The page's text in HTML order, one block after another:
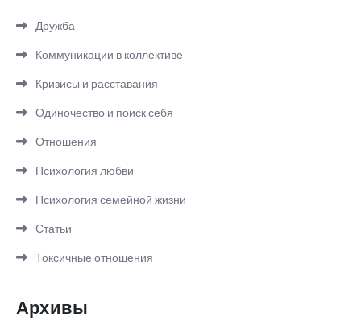
Дружба
Коммуникации в коллективе
Кризисы и расставания
Одиночество и поиск себя
Отношения
Психология любви
Психология семейной жизни
Статьи
Токсичные отношения
Архивы